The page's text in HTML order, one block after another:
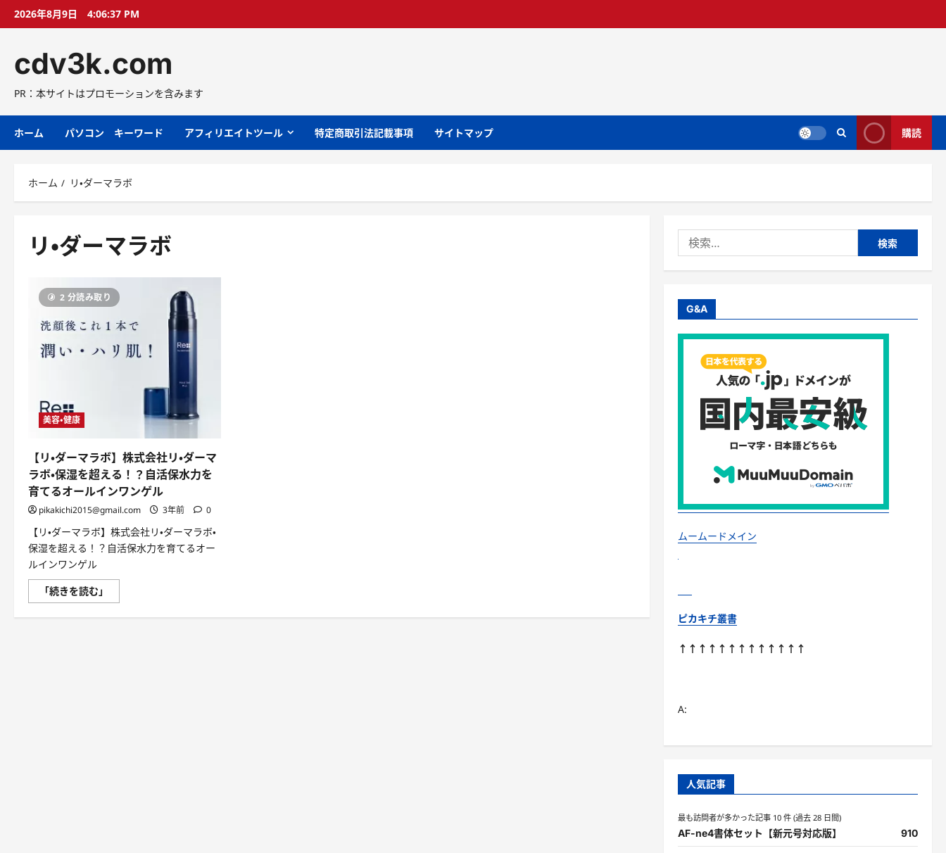
プ
2026年8月9日 4:06:38 PM
cdv3k.com
PR：本サイトはプロモーションを含みます
ホーム パソコン キーワード アフィリエイトツール 特定商取引法記載事項 サイトマップ 購読
ホーム リ・ダーマラボ
リ・ダーマラボ
2 分読み取り
美容・健康
【リ・ダーマラボ】株式会社リ・ダーマ
ラボ・保湿を超える！？自活保水力を
育てるオールインワンゲル
pikakichi2015@gmail.com 3年前 0
【リ・ダーマラボ】株式会社リ・ダーマラボ・
保湿を超える！？自活保水力を育てるオー
ルインワンゲル
「続きを読む」
ダ
マ
索:
G&A
ムームードメイン
ピカキチ叢書
↑↑↑↑↑↑↑↑↑↑↑↑↑
A:
人気記事
最も訪問者が多かった記事 10 件 (過去 28 日間)
AF-ne4書体セット【新元号対応版】 910